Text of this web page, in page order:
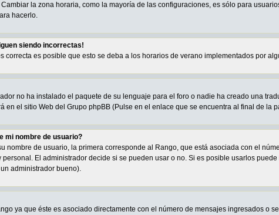
Cambiar la zona horaria, como la mayoría de las configuraciones, es sólo para
hacerlo.
siendo incorrectas!
correcta es posible que esto se deba a los horarios de verano implementados por
no ha instalado el paquete de su lenguaje para el foro o nadie ha creado una
en el sitio Web del Grupo phpBB (Pulse en el enlace que se encuentra al final de la
mi nombre de usuario?
nombre de usuario, la primera corresponde al Rango, que está asociada con el
El administrador decide si se pueden usar o no. Si es posible usarlos
administrador bueno).
ya que éste es asociado directamente con el número de mensajes ingresados o